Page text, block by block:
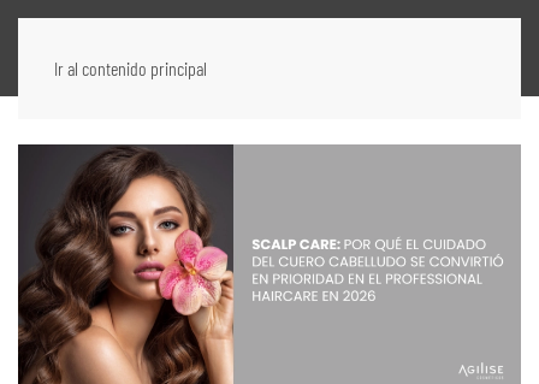
Ir al contenido principal